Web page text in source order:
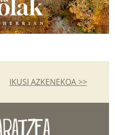
IKUSI AZKENEKOA >>